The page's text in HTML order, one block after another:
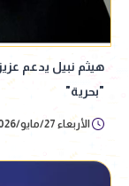
هيثم نبيل يدعم
"بحرية"
الأربعاء 27/مايو/2026 - 11:22 م